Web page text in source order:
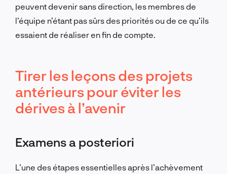
peuvent devenir sans direction, les membres de
l’équipe n’étant pas sûrs des priorités ou de ce qu’ils
essaient de réaliser en fin de compte.
Tirer les leçons des projets
antérieurs pour éviter les
dérives à l’avenir
Examens a posteriori
L’une des étapes essentielles après l’achèvement